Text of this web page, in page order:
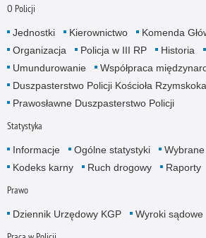
O Policji
Jednostki Kierownictwo
Komenda
Organizacja
Policja w III RP Historia
Umundurowanie
Współpraca
Duszpasterstwo Policji Kościoła
Prawosławne Duszpasterstwo Policji
Statystyka
Informacje Ogólne statystyki
Kodeks karny
Ruch drogowy Raporty
Prawo
Dziennik Urzędowy KGP Wyroki sądowe